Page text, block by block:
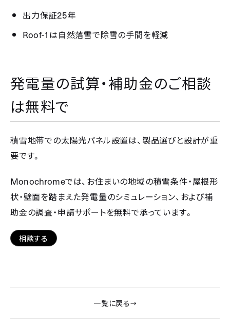
出力保証25年
Roof-1 は自然落雪で除雪の手間を軽減
発電量の試算・補助金のご相談
は無料で
積雪地帯での太陽光パネル設置は、製品選びと設計が重
要です。
Monochromeでは、お住まいの地域の積雪条件・屋根形
状・壁面を踏まえた発電量のシミュレーション、および補
助金の調査・申請サポートを無料で承っています。
相談する
一覧に戻る